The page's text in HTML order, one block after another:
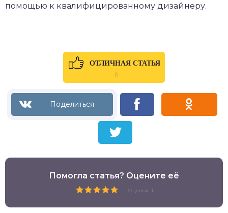
помощью к квалифицированному дизайнеру.
ОТЛИЧНАЯ СТАТЬЯ
0
Помогла статья? Оцените её
Оценок: 1